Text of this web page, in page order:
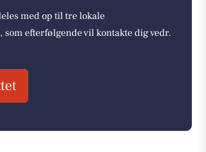
med op til tre lokale
efterfølgende vil kontakte dig vedr.